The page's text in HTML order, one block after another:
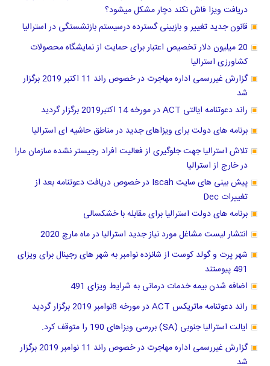
دریافت ویزا فاش نکند دچار مشکل میشود؟
قانون جدید تغییر و بازبینی گسترده درسیستم بازنشستگی در استرالیا
20 میلیون دلار تخصیص اعتبار برای حمایت از نمایشگاه محصولات
کشاورزی استرالیا
گزارش غیررسمی اداره مهاجرت در خصوص راند 11 اکتبر 2019 برگزار
شد
راند دعوتنامه ایالتی ACT در مورخه 14 اکتبر2019 برگزار گردید
برنامه های دولت برای ویزاهای جدید در مناطق حاشیه ای استرالیا
تلاش استرالیا جهت جلوگیری از فعالیت افراد رجیستر نشده سازمان مارا
در خارج از استرالیا
پیش بینی های سایت Iscah در خصوص دریافت دعوتنامه بعد از
تغییرات Dec
برنامه های دولت استرالیا برای مقابله با خشکسالی
انتشار لیست مشاغل مورد نیاز جدید استرالیا در ماه مارچ 2020
شهر پرت و گولد کوست از شانزده نوامبر به شهر های رجینال برای ویزای
491 پیوستند
اضافه شدن بیمه خدمات درمانی به شرایط ویزای 491
راند دعوتنامه ماتریکس ACT در مورخه 8نوامبر 2019 برگزار گردید
ایالت استرالیا جنوبی (SA) بررسی ویزاهای 190 را متوقف کرد.
گزارش غیررسمی اداره مهاجرت در خصوص راند 11 نوامبر 2019 برگزار
شد